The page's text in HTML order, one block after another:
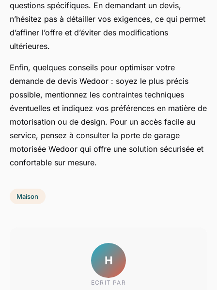
questions spécifiques. En demandant un devis,
n’hésitez pas à détailler vos exigences, ce qui permet
d’affiner l’offre et d’éviter des modifications
ultérieures.
Enfin, quelques conseils pour optimiser votre
demande de devis Wedoor : soyez le plus précis
possible, mentionnez les contraintes techniques
éventuelles et indiquez vos préférences en matière de
motorisation ou de design. Pour un accès facile au
service, pensez à consulter la porte de garage
motorisée Wedoor qui offre une solution sécurisée et
confortable sur mesure.
Maison
H
ECRIT PAR